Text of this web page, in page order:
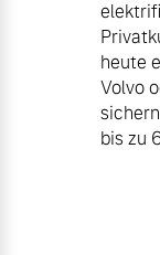
heute
Volvo
bis zu